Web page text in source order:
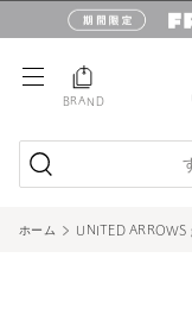
BRAND
ホーム UNITED